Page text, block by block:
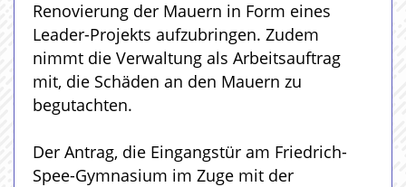
Renovierung der Mauern in Form eines
Leader-Projekts aufzubringen. Zudem
nimmt die Verwaltung als Arbeitsauftrag
mit, die Schäden an den Mauern zu
begutachten.
Der Antrag, die Eingangstür am Friedrich-
Spee-Gymnasium im Zuge mit der